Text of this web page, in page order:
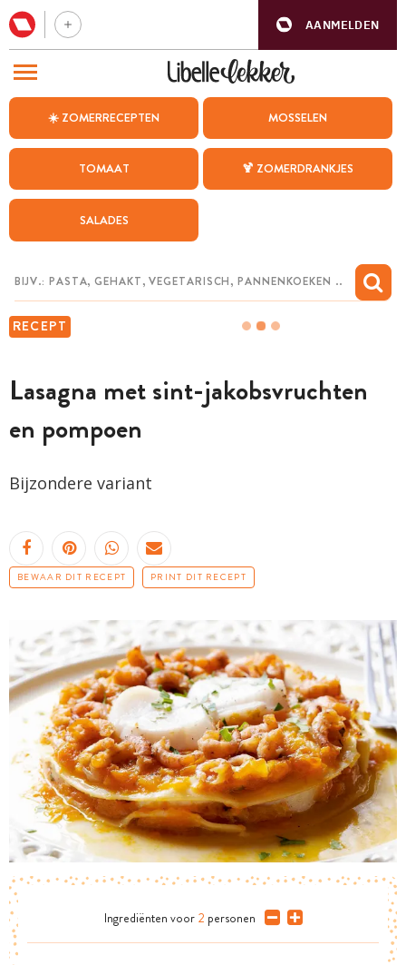
AANMELDEN
☀️ ZOMERRECEPTEN MOSSELEN
TOMAAT 🍹 ZOMERDRANKJES
SALADES
RECEPT
Lasagna met sint-jakobsvruchten
en pompoen
Bijzondere variant
BEWAAR DIT RECEPT PRINT DIT RECEPT
Ingrediënten voor 2 personen
BEZOEK ONZE ANDERE WEBSITES
WEEKMENU
CHAT MET MAIA
MIJN BEWAARDE RECEPTEN